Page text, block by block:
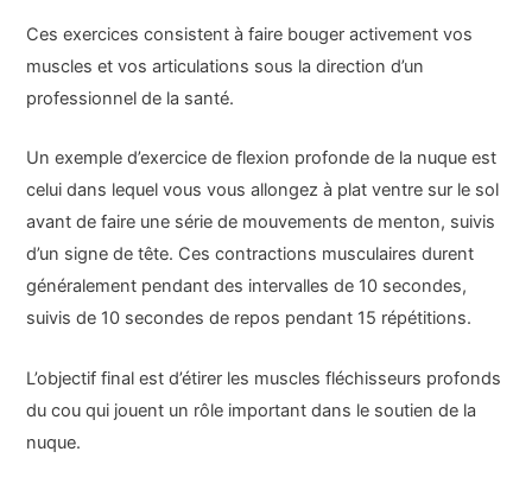
Ces exercices consistent à faire bouger activement vos
muscles et vos articulations sous la direction d’un
professionnel de la santé.
Un exemple d’exercice de flexion profonde de la nuque est
celui dans lequel vous vous allongez à plat ventre sur le sol
avant de faire une série de mouvements de menton, suivis
d’un signe de tête. Ces contractions musculaires durent
généralement pendant des intervalles de 10 secondes,
suivis de 10 secondes de repos pendant 15 répétitions.
L’objectif final est d’étirer les muscles fléchisseurs profonds
du cou qui jouent un rôle important dans le soutien de la
nuque.